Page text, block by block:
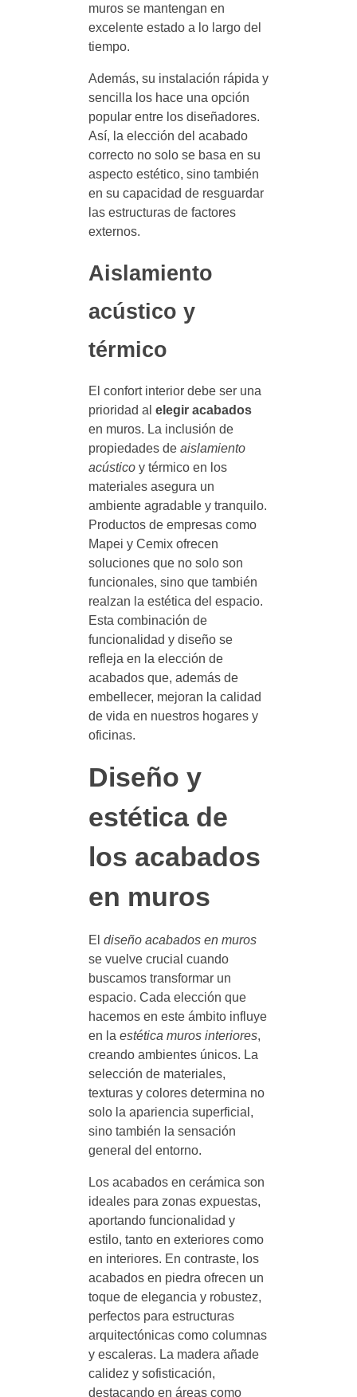
muros se mantengan en
excelente estado a lo largo del
tiempo.
Además, su instalación rápida y
sencilla los hace una opción
popular entre los diseñadores.
Así, la elección del acabado
correcto no solo se basa en su
aspecto estético, sino también
en su capacidad de resguardar
las estructuras de factores
externos.
Aislamiento
acústico y
térmico
El confort interior debe ser una
prioridad al elegir acabados
en muros. La inclusión de
propiedades de aislamiento
acústicoy térmico en los
materiales asegura un
ambiente agradable y tranquilo.
Productos de empresas como
Mapei y Cemix ofrecen
soluciones que no solo son
funcionales, sino que también
realzan la estética del espacio.
Esta combinación de
funcionalidad y diseño se
refleja en la elección de
acabados que, además de
embellecer, mejoran la calidad
de vida en nuestros hogares y
oficinas.
Diseño y
estética de
los acabados
en muros
El diseño acabados en muros
se vuelve crucial cuando
buscamos transformar un
espacio. Cada elección que
hacemos en este ámbito influye
en la estética muros interiores,
creando ambientes únicos. La
selección de materiales,
texturas y colores determina no
solo la apariencia superficial,
sino también la sensación
general del entorno.
Los acabados en cerámica son
ideales para zonas expuestas,
aportando funcionalidad y
estilo, tanto en exteriores como
en interiores. En contraste, los
acabados en piedra ofrecen un
toque de elegancia y robustez,
perfectos para estructuras
arquitectónicas como columnas
y escaleras. La madera añade
calidez y sofisticación,
destacando en áreas como